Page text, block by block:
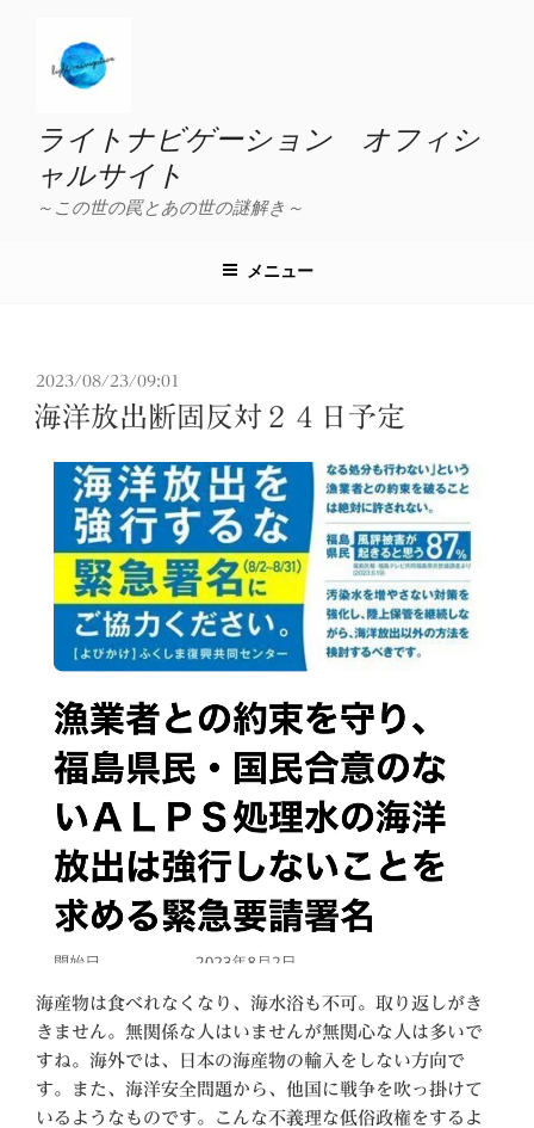
ライトナビゲーション オフィシ
ャルサイト
～この世の罠とあの世の謎解き～
メニュー
投
稿
日:
2023/08/23/09:01
海洋放出断固反対２４日予定
海産物は食べれなくなり、海水浴も不可。取り返しがき
きません。無関係な人はいませんが無関心な人は多いで
すね。海外では、日本の海産物の輸入をしない方向で
す。また、海洋安全問題から、他国に戦争を吹っ掛けて
いるようなものです。こんな不義理な低俗政権をするよ